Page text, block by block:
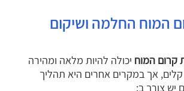
המוח החלמה ושיקום
קרום המוח יכולה להיות מלאה ומהירה
אך במקרים אחרים היא תהליך
יש צורך ב: